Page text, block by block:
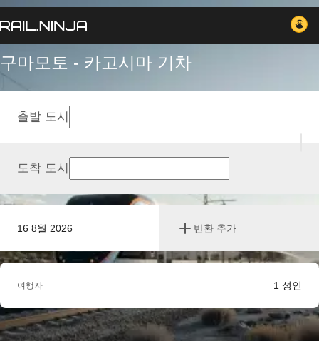
구마모토 - 카고시마 기차
16 8월 2026 반환 추가
출발 도시
도착 도시
여행자 1 성인